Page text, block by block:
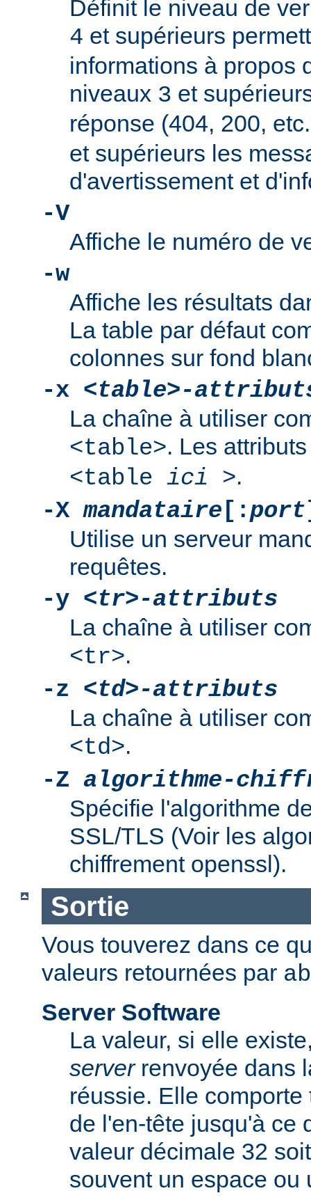
Définit le niveau de
4 et supérieurs
informations à propos
niveaux 3 et
réponse (404, 200,
et supérieurs les
d'avertissement et
-V
Affiche le numéro de
-w
Affiche les résultats
La table par défaut
colonnes sur fond
-x <table>-
La chaîne à utiliser
<table>. Les
<table ici >.
-Xmandataire [:port
Utilise un serveur
requêtes.
-y <tr>-attributs
La chaîne à utiliser
<tr>.
-z <td>-attributs
La chaîne à utiliser
<td>.
-Z algorithme-
Spécifie l'algorithme
SSL/TLS (Voir les
chiffrement openssl).
Sortie
Vous touverez dans ce
valeurs retournées par ab
Server Software
La valeur, si elle
serverrenvoyée dans
réussie. Elle
de l'en-tête jusqu'à ce
valeur décimale 32
souvent un espace ou